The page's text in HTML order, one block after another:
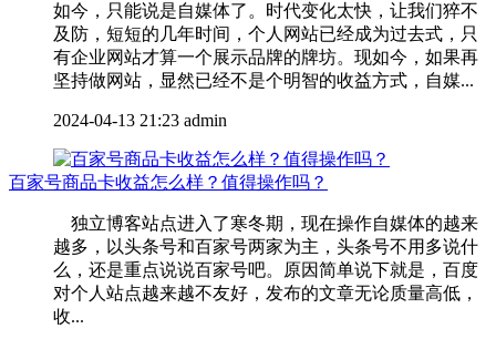
如今，只能说是自媒体了。时代变化太快，让我们猝不
及防，短短的几年时间，个人网站已经成为过去式，只
有企业网站才算一个展示品牌的牌坊。现如今，如果再
坚持做网站，显然已经不是个明智的收益方式，自媒...
2024-04-13 21:23 admin
百家号商品卡收益怎么样？值得操作吗？
独立博客站点进入了寒冬期，现在操作自媒体的越来
越多，以头条号和百家号两家为主，头条号不用多说什
么，还是重点说说百家号吧。原因简单说下就是，百度
对个人站点越来越不友好，发布的文章无论质量高低，
收...